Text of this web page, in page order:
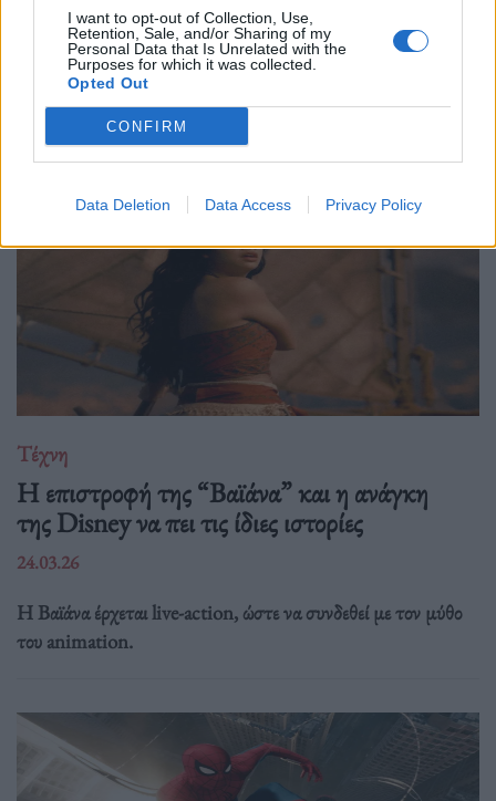
I want to opt-out of Collection, Use,
Retention, Sale, and/or Sharing of my
Personal Data that Is Unrelated with the
Purposes for which it was collected.
Opted Out
CONFIRM
Data Deletion Data Access Privacy Policy
Ο Philip Glass θα γιορτάσει τα 90ά του γενέθλια στις 31
Ιανουαρίου 2027 με μια πολυετή, διεθνή σειρά εκδηλώσεων
που κορυφώνεται με την παγκόσμια πρεμιέρα της "Συμφωνίας
Νο. 15: Lincoln" και επετειακά
Τέχνη
Η επιστροφή της “Βαϊάνα” και η ανάγκη
της Disney να πει τις ίδιες ιστορίες
24.03.26
Η Βαϊάνα έρχεται live-action, ώστε να συνδεθεί με τον μύθο
του animation.